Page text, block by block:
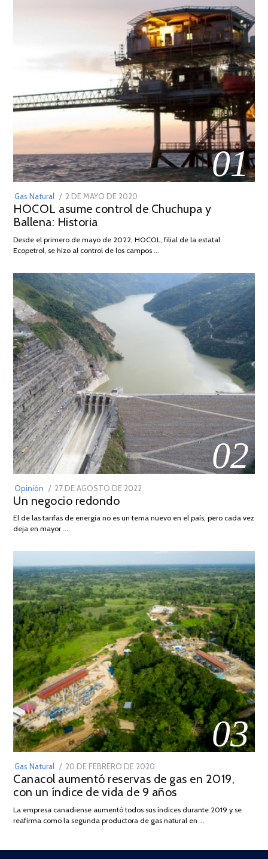
01
Gas Natural
POSTED
ON
2 DE MAYO DE 2020
DE
2026
HOCOL asume control de Chuchupa y
Ballena: Historia
Desde el primero de mayo de 2022, HOCOL, filial de la estatal
Ecopetrol, se hizo al control de los campos …
02
Opinión
POSTED
ON
27 DE AGOSTO DE 2022
Un negocio redondo
El de las tarifas de energía no es un tema nuevo en el país, pero cada vez
deja en mayor …
03
Gas Natural
POSTED
ON
20 DE FEBRERO DE 2020
DE
JULIO
2025
Canacol aumentó reservas de gas en 2019,
con un índice de vida de 9 años
La empresa canadiense aumentó todos sus índices durante 2019 y se
reafirma como la segunda productora de gas natural en …